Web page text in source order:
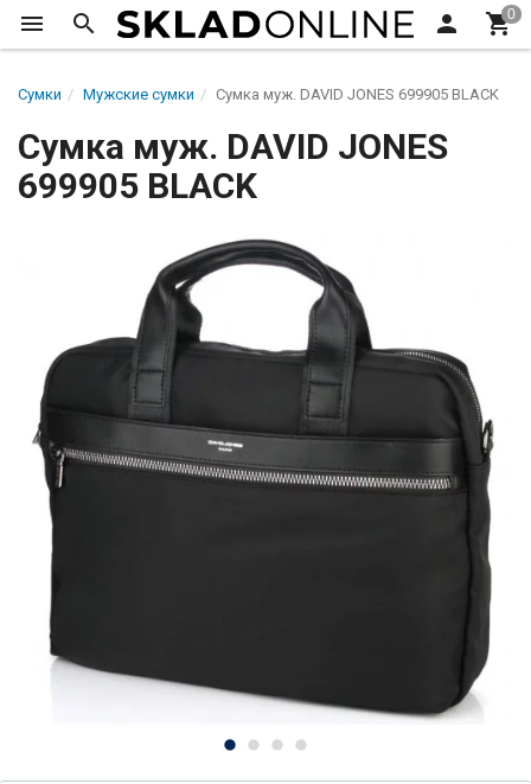
Сумки Мужские сумки Сумка муж. DAVID JONES 699905 BLACK
Сумка муж. DAVID JONES
699905 BLACK